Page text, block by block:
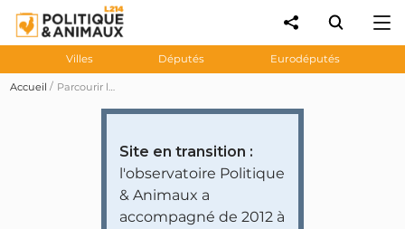
Villes Députés Eurodéputés
Accueil Parcourir les prises de position des personnalités et partis politiques
Site en transition :
l'observatoire Politique
& Animaux a
accompagné de 2012 à